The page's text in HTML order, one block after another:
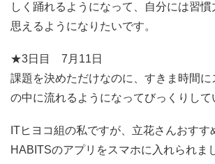
しく踊れるようになって、自分には習慣
思えるようになりたいです。
★3日目 7月11日
課題を決めただけなのに、すきま時間
の中に流れるようになってびっくりして
ITヒヨコ組の私ですが、立花さんおすす
HABITSのアプリをスマホに入れられま